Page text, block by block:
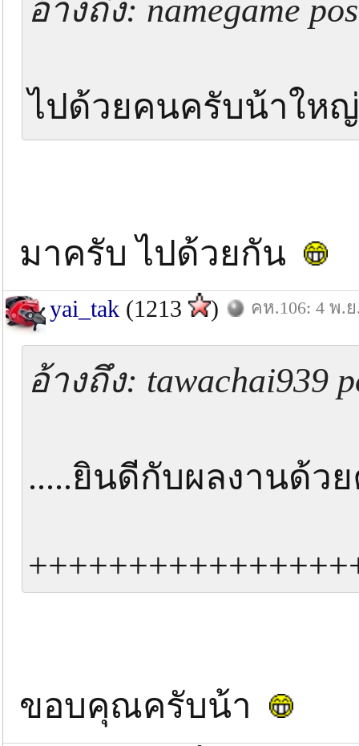
อ้างถึง: namegame
ไปด้วยคนครับน้าใ
มาครับ ไปด้วยกัน
yai_tak (1213 ) คห.106: 4 พ.ย
อ้างถึง: tawachai939
.....ยินดีกับผลงานด้วย
ขอบคุณครับน้า